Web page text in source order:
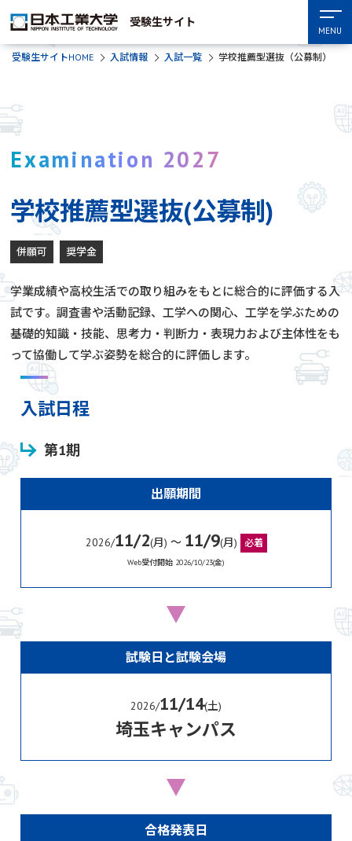
受験生サイト
MENU
受験生サイトHOME 入試情報 入試一覧 学校推薦型選抜（公募制）
Examination 2027
学校推薦型選抜(公募制)
併願可 奨学金
学業成績や高校生活での取り組みをもとに総合的に評価する入
試です。調査書や活動記録、工学への関心、工学を学ぶための
基礎的知識・技能、思考力・判断力・表現力および主体性をも
って協働して学ぶ姿勢を総合的に評価します。
入試日程
第1期
出願期間
2026/11/2(月) 〜 11/9(月) 必着
Web受付開始 2026/10/23(金)
試験日と試験会場
2026/11/14(土)
埼玉キャンパス
合格発表日